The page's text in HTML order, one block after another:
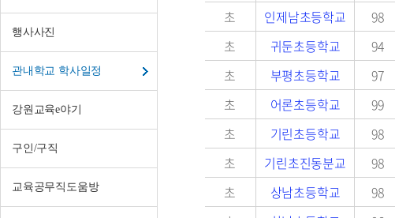
행사사진
관내학교 학사일정
강원교육e야기
구인/구직
교육공무직도움방
초
인제남초등학교 98
초
귀둔초등학교 94
초
부평초등학교 97
초
어론초등학교 99
초
기린초등학교 98
초
기린초진동분교 98
초
상남초등학교 98